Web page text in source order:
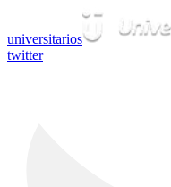
universitarios
twitter